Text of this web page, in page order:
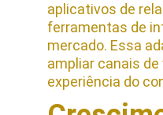
aplicativos de
ferramentas de
mercado. Essa
ampliar canais de
experiência do